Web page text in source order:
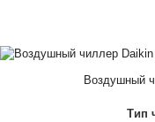
Воздушный
Тип